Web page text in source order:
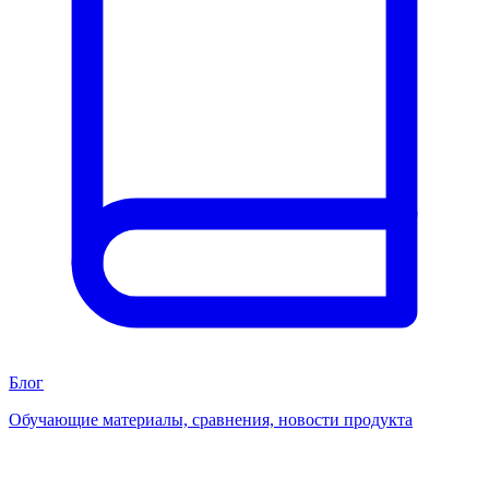
Блог
Обучающие материалы, сравнения, новости продукта